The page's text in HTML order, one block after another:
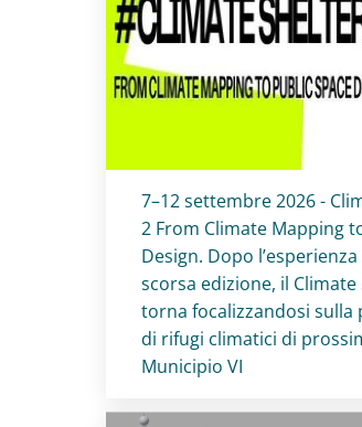
Titolo card:
7–12 settembre 2026 -
2 From Climate Mapping
Design. Dopo
scorsa edizione, il Climate
torna focalizzandosi sulla
di rifugi climatici di
Municipio VI